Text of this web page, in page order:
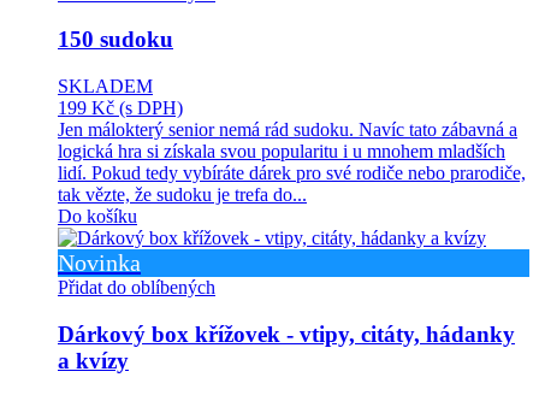
150 sudoku
SKLADEM
199 Kč (s DPH)
Jen málokterý senior nemá rád sudoku. Navíc tato zábavná a
logická hra si získala svou popularitu i u mnohem mladších
lidí. Pokud tedy vybíráte dárek pro své rodiče nebo prarodiče,
tak vězte, že sudoku je trefa do...
Do košíku
Novinka
Přidat do oblíbených
Dárkový box křížovek - vtipy, citáty, hádanky
a kvízy